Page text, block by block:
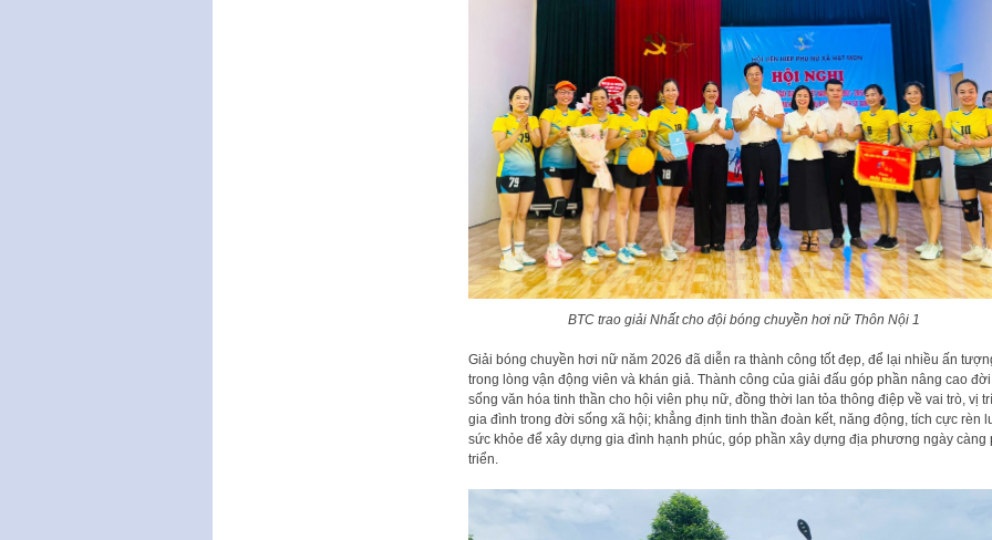
BTC trao giải Nhất cho đội bóng chuyền hơi nữ Thôn Nội 1
Giải bóng chuyền hơi nữ năm 2026 đã diễn ra thành công tốt đẹp, để lại nhiều ấn
trong lòng vận động viên và khán giả. Thành công của giải đấu góp phần nâng cao đời
sống văn hóa tinh thần cho hội viên phụ nữ, đồng thời lan tỏa thông điệp về vai trò, vị
gia đình trong đời sống xã hội; khẳng định tinh thần đoàn kết, năng động, tích cực rèn
sức khỏe để xây dựng gia đình hạnh phúc, góp phần xây dựng địa phương ngày càng
triển.